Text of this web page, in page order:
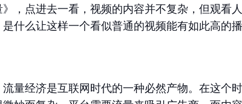
》，点进去一看，视频的内容并不复杂，但观看
什么让这样一个看似普通的视频能有如此高的
量经济是互联网时代的一种必然产物。在这个